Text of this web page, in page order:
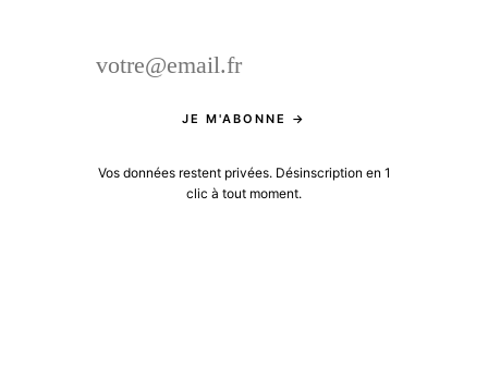
JE M'ABONNE →
Vos données restent privées. Désinscription en 1
clic à tout moment.